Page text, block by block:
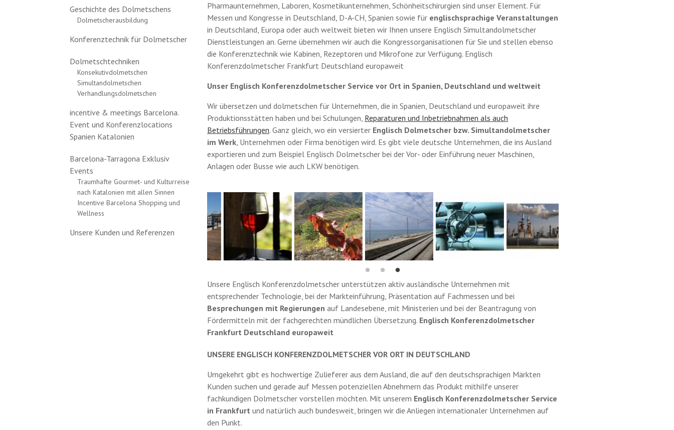
Geschichte des Dolmetschens
Dolmetscherausbildung
Konferenztechnik für Dolmetscher
Dolmetschtechniken
Konsekutivdolmetschen
Simultandolmetschen
Verhandlungsdolmetschen
incentive & meetings Barcelona.
Event und Konferenzlocations
Spanien Katalonien
Barcelona-Tarragona Exklusiv
Events
Traumhafte Gourmet- und Kulturreise
nach Katalonien mit allen Sinnen
Incentive Barcelona Shopping und
Wellness
Unsere Kunden und Referenzen
Pharmaunternehmen, Laboren, Kosmetikunternehmen, Schönheitschirurgien sind unser Element. Für
Messen und Kongresse in Deutschland, D-A-CH, Spanien sowie für englischsprachige Veranstaltungen
in Deutschland, Europa oder auch weltweit bieten wir Ihnen unsere Englisch Simultandolmetscher
Dienstleistungen an. Gerne übernehmen wir auch die Kongressorganisationen für Sie und stellen ebenso
die Konferenztechnik wie Kabinen, Rezeptoren und Mikrofone zur Verfügung. Englisch
Konferenzdolmetscher Frankfurt Deutschland europaweit
Unser Englisch Konferenzdolmetscher Service vor Ort in Spanien, Deutschland und weltweit
Wir übersetzen und dolmetschen für Unternehmen, die in Spanien, Deutschland und europaweit ihre
Produktionsstätten haben und bei Schulungen, Reparaturen und Inbetriebnahmen als auch
Betriebsführungen. Ganz gleich, wo ein versierter Englisch Dolmetscher bzw. Simultandolmetscher
im Werk, Unternehmen oder Firma benötigen wird. Es gibt viele deutsche Unternehmen, die ins Ausland
exportieren und zum Beispiel Englisch Dolmetscher bei der Vor- oder Einführung neuer Maschinen,
Anlagen oder Busse wie auch LKW benötigen.
Unsere Englisch Konferenzdolmetscher unterstützen aktiv ausländische Unternehmen mit
entsprechender Technologie, bei der Markteinführung, Präsentation auf Fachmessen und bei
Besprechungen mit Regierungen auf Landesebene, mit Ministerien und bei der Beantragung von
Fördermitteln mit der fachgerechten mündlichen Übersetzung. Englisch Konferenzdolmetscher
Frankfurt Deutschland europaweit
UNSERE ENGLISCH KONFERENZDOLMETSCHER VOR ORT IN DEUTSCHLAND
Umgekehrt gibt es hochwertige Zulieferer aus dem Ausland, die auf den deutschsprachigen Märkten
Kunden suchen und gerade auf Messen potenziellen Abnehmern das Produkt mithilfe unserer
fachkundigen Dolmetscher vorstellen möchten. Mit unserem Englisch Konferenzdolmetscher Service
in Frankfurt und natürlich auch bundesweit, bringen wir die Anliegen internationaler Unternehmen auf
den Punkt.